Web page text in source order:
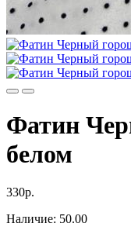
Фатин
белом
330р.
Наличие: 50.00